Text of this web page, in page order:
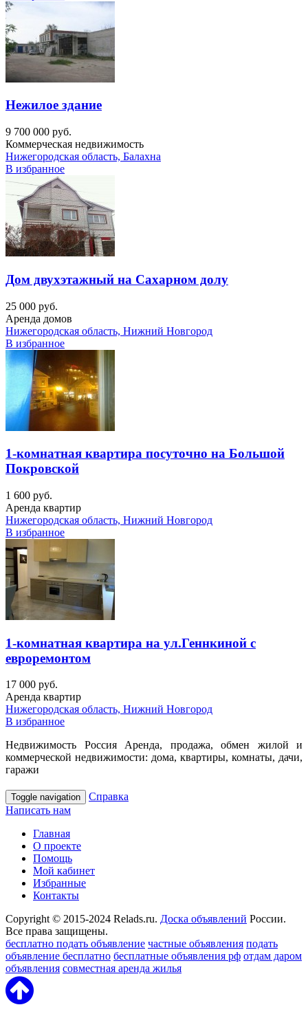
Нежилое здание
9 700 000 руб.
Коммерческая недвижимость
Нижегородская область, Балахна
В избранное
Дом двухэтажный на Сахарном долу
25 000 руб.
Аренда домов
Нижегородская область, Нижний Новгород
В избранное
1-комнатная квартира посуточно на Большой
Покровской
1 600 руб.
Аренда квартир
Нижегородская область, Нижний Новгород
В избранное
1-комнатная квартира на ул.Геннкиной с
евроремонтом
17 000 руб.
Аренда квартир
Нижегородская область, Нижний Новгород
В избранное
Недвижимость Россия Аренда, продажа, обмен жилой и
коммерческой недвижимости: дома, квартиры, комнаты, дачи,
гаражи
Toggle navigation
Справка
Написать нам
Главная
О проекте
Помощь
Мой кабинет
Избранные
Контакты
Copyright © 2015-2024 Relads.ru. Доска объявлений России.
Все права защищены.
бесплатно подать объявление частные объявления подать
объявление бесплатно бесплатные объявления рф отдам даром
объявления совместная аренда жилья